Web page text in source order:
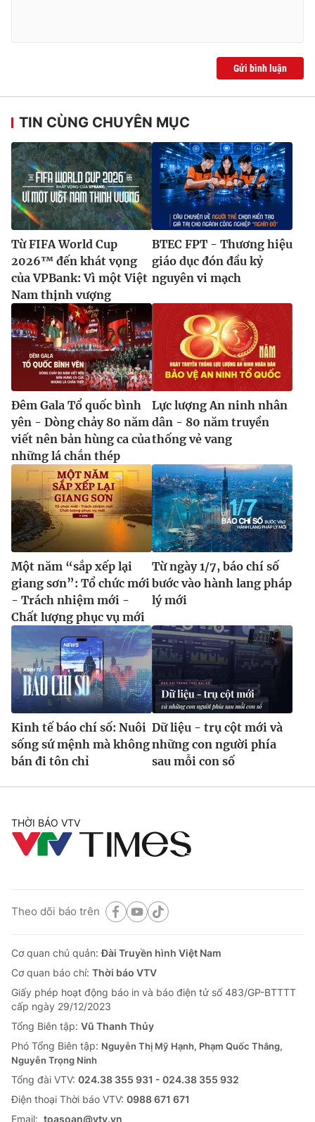
Gửi bình luận
TIN CÙNG CHUYÊN MỤC
Từ FIFA World Cup
2026™ đến khát vọng
của VPBank: Vì một Việt
Nam thịnh vượng
BTEC FPT - Thương hiệu
giáo dục đón đầu kỷ
nguyên vi mạch
Đêm Gala Tổ quốc bình
yên - Dòng chảy 80 năm
viết nên bản hùng ca của
những lá chắn thép
Lực lượng An ninh nhân
dân - 80 năm truyền
thống vẻ vang
Một năm “sắp xếp lại
giang sơn”: Tổ chức mới
- Trách nhiệm mới -
Chất lượng phục vụ mới
Từ ngày 1/7, báo chí số
bước vào hành lang pháp
lý mới
Kinh tế báo chí số: Nuôi
sống sứ mệnh mà không
bán đi tôn chỉ
Dữ liệu - trụ cột mới và
những con người phía
sau mỗi con số
THỜI BÁO VTV
Theo dõi báo trên
Cơ quan chủ quản:Đài Truyền hình Việt Nam
Cơ quan báo chí: Thời báo VTV
Giấy phép hoạt động báo in và báo điện tử số 483/GP-BTTTT
cấp ngày 29/12/2023
Tổng Biên tập: Vũ Thanh Thủy
Phó Tổng Biên tập: Nguyễn Thị Mỹ Hạnh, Phạm Quốc Thắng,
Nguyễn Trọng Ninh
Tổng đài VTV: 024.38 355 931 - 024.38 355 932
Ðiện thoại Thời báo VTV: 0988 671 671
Email: toasoan@vtv.vn